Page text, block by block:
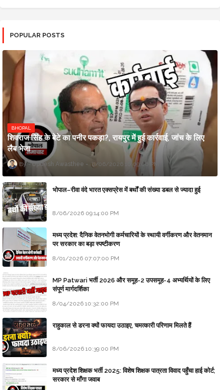
POPULAR POSTS
BHOPAL
शिवराज सिंह के बेटे का पनीर पकड़ा?, रायपुर में हुई कार्रवाई, जांच के लिए
लैब भेजा
Updesh Awasthee 8/06/2026 10:09:00 PM
भोपाल–रीवा वंदे भारत एक्सप्रेस में बर्थों की संख्या डबल से ज्यादा हुई
8/06/2026 09:14:00 PM
मध्य प्रदेश: दैनिक वेतनभोगी कर्मचारियों के स्थायी वर्गीकरण और वेतनमान
पर सरकार का बड़ा स्पष्टीकरण
8/01/2026 07:07:00 PM
MP Patwari भर्ती 2026 और समूह-2 उपसमूह-4 अभ्यर्थियों के लिए
संपूर्ण मार्गदर्शिका
8/04/2026 10:32:00 PM
राहुकाल से डरना क्यों फायदा उठाइए, चमत्कारी परिणाम मिलते हैं
8/06/2026 10:39:00 PM
मध्य प्रदेश शिक्षक भर्ती 2025: विशेष शिक्षक पात्रता विवाद पहुँचा हाई कोर्ट;
सरकार से माँगा जवाब